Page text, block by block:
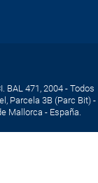
BAL 471, 2004 - Todos
Parcela 3B (Parc Bit) -
Mallorca - España.